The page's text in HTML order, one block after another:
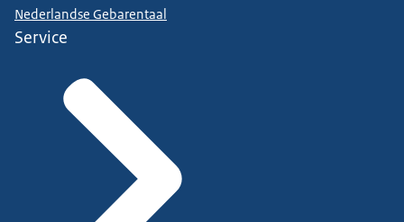
Nederlandse Gebarentaal
Service